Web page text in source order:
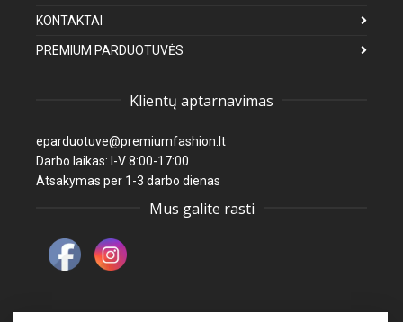
KONTAKTAI
PREMIUM PARDUOTUVĖS
Klientų aptarnavimas
eparduotuve@premiumfashion.lt
Darbo laikas: I-V 8:00-17:00
Atsakymas per 1-3 darbo dienas
Mus galite rasti